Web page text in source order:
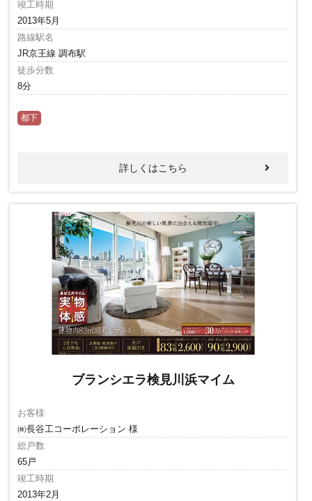
竣工時期
2013年5月
路線駅名
JR京王線 調布駅
徒歩分数
8分
都下
詳しくはこちら
ブランシエラ検見川浜マイム
お客様
㈱長谷工コーポレーション 様
総戸数
65戸
竣工時期
2013年2月